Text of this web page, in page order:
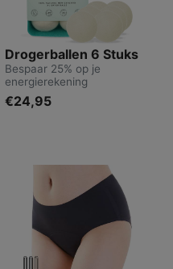
Drogerballen 6 Stuks
Bespaar 25% op je
energierekening
€24,95